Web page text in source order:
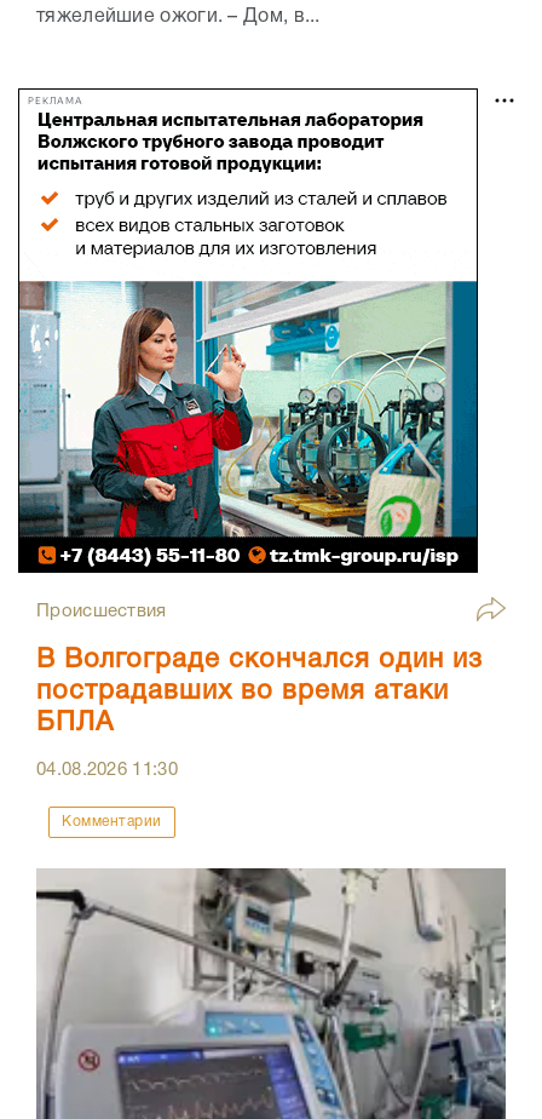
тяжелейшие ожоги. – Дом, в...
РЕКЛАМА
Происшествия
В Волгограде скончался один из
пострадавших во время атаки
БПЛА
04.08.2026 11:30
Комментарии